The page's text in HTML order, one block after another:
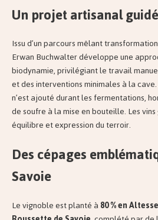
Un projet artisanal
Issu d’un parcours mêlant
Erwan Buchwalter développe une
biodynamie, privilégiant le travail
et des interventions minimales à la
n’est ajouté durant les fermentations,
de soufre à la mise en bouteille. Les
équilibre et expression du terroir.
Des cépages
Savoie
Le vignoble est planté à80 % en Altesse